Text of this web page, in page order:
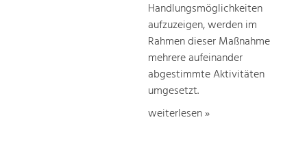
Handlungsmöglichkeiten
aufzuzeigen, werden im
Rahmen dieser Maßnahme
mehrere aufeinander
abgestimmte Aktivitäten
umgesetzt.
weiterlesen »